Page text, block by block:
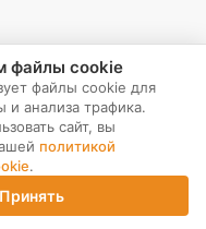
Корзина
файлы cookie
файлы cookie для
и анализа трафика.
сайт, вы
политикой
.
Принять